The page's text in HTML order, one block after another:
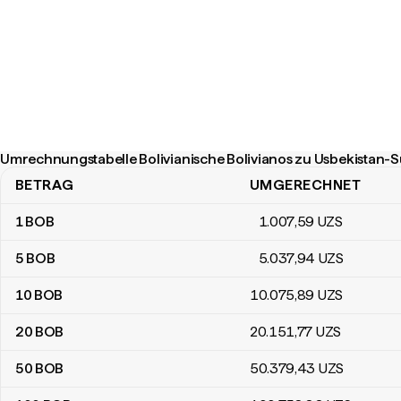
Umrechnungstabelle Bolivianische Bolivianos zu Usbekistan-
Umrechnungstabelle Bolivianische Bolivianos zu Usbekistan-Sum
BETRAG UMGERECHNET
1BOB 1.007,59 UZS
5 BOB 5.037,94 UZS
10 BOB 10.075,89 UZS
20 BOB 20.151,77 UZS
50 BOB 50.379,43 UZS